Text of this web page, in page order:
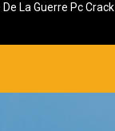
La Guerre Pc Crack